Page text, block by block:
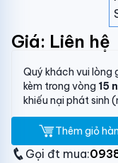
Giá: Liên hệ
Quý khách vui lòng
kèm trong vòng 15
khiếu nại phát sinh
Thêm giỏ
Gọi đt mua: